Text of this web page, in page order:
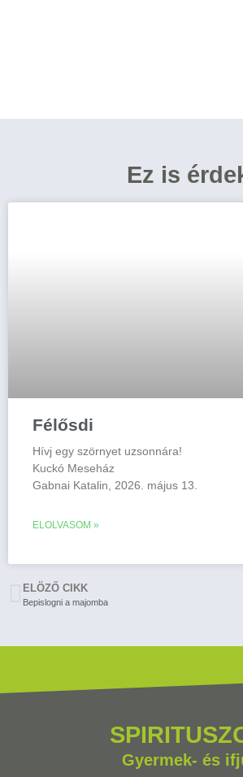
Ez is
Félősdi
Hívj egy szörnyet uzsonnára!
Kuckó Meseház
Gabnai Katalin, 2026. május 13.
ELOLVASOM »
ELÖZŐ CIKK
Bepislogni a majomba
Gyermek- és